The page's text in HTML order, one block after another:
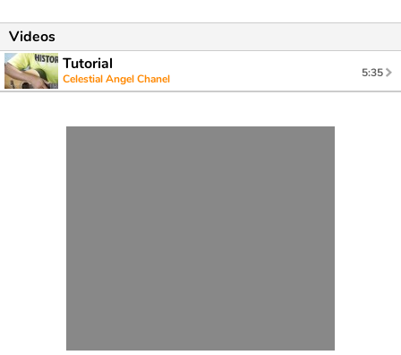
Videos
Tutorial
Celestial Angel Chanel 5:35